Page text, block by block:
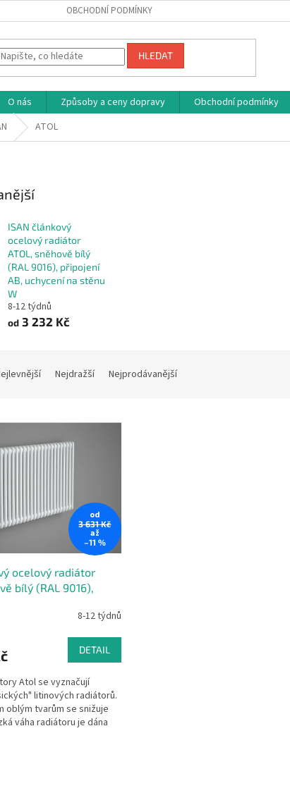
OBCHODNÍ PODMÍNKY
HLEDAT
O nás Způsoby a ceny dopravy Obchodní podmínky
ATOL
ISAN článkový
ocelový radiátor
ATOL, sněhově bílý
(RAL 9016), připojení
AB, uchycení na stěnu
W
8-12 týdnů
od 3 232 Kč
Nejdražší Nejprodávanější
od
3 631 Kč
až
–11 %
ocelový radiátor
bílý (RAL 9016),
8-12 týdnů
DETAIL
Atol se vyznačují
litinových radiátorů.
oblým tvarům se snižuje
váha radiátoru je dána